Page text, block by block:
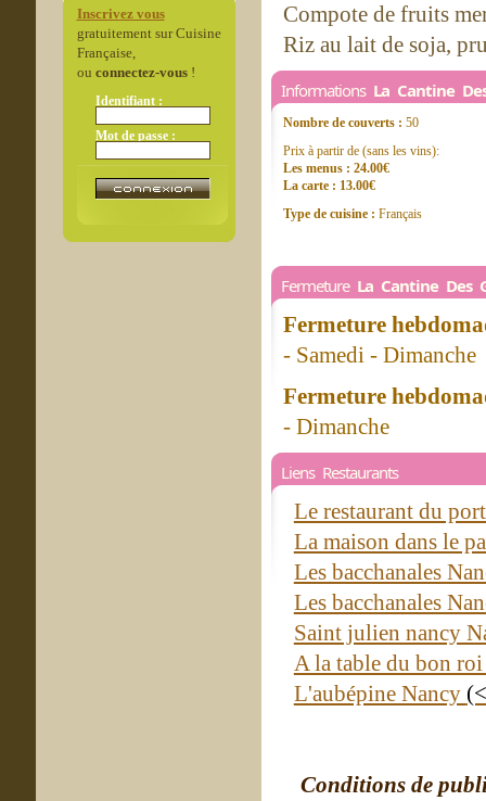
Inscrivez vous
gratuitement sur Cuisine
Française,
ou connectez-vous!
Identifiant :
Mot de passe :
Compote de fruits
Riz au lait de soja,
Informations La Cantine
Nombre de couverts : 50
Prix à partir de (sans les vins):
Les menus : 24.00€
La carte : 13.00€
Type de cuisine : Français
Fermeture La Cantine Des
Fermeture
- Samedi - Dimanche
Fermeture
- Dimanche
Liens Restaurants
Le restaurant du
La maison dans le
Les bacchanales
Les bacchanales
Saint julien nancy
A la table du bon
L'aubépine Nancy
Conditions de